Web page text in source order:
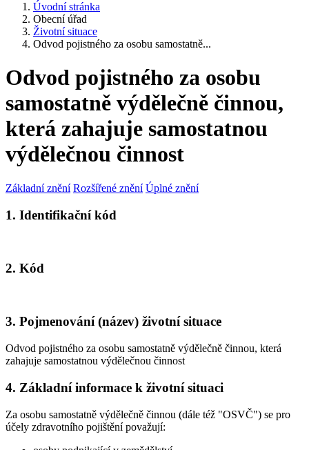
Úvodní stránka
Obecní úřad
Životní situace
Odvod pojistného za osobu samostatně...
Odvod pojistného za osobu
samostatně výdělečně činnou,
která zahajuje samostatnou
výdělečnou činnost
Základní znění Rozšířené znění Úplné znění
1. Identifikační kód
2. Kód
3. Pojmenování (název) životní situace
Odvod pojistného za osobu samostatně výdělečně činnou, která
zahajuje samostatnou výdělečnou činnost
4. Základní informace k životní situaci
Za osobu samostatně výdělečně činnou (dále též "OSVČ") se pro
účely zdravotního pojištění považují: